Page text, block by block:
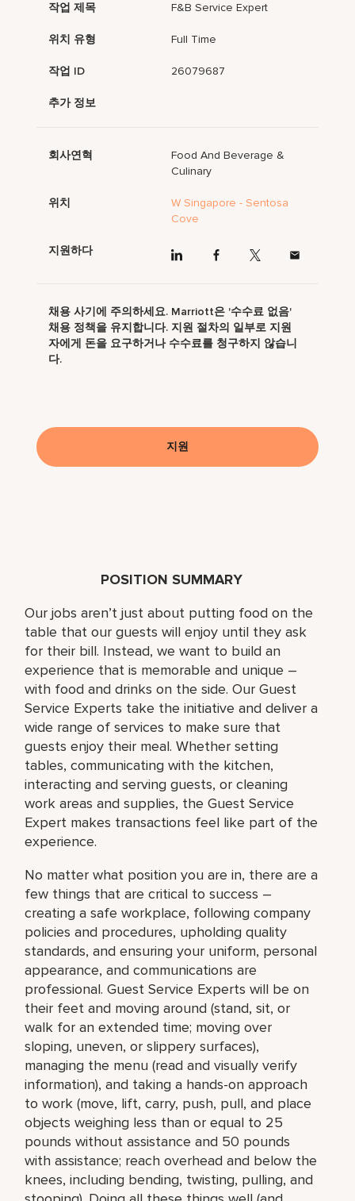
POSITION SUMMARY
Our jobs aren’t just about putting food on the
table that our guests will enjoy until they ask
for their bill. Instead, we want to build an
experience that is memorable and unique –
with food and drinks on the side. Our Guest
Service Experts take the initiative and deliver a
wide range of services to make sure that
guests enjoy their meal. Whether setting
tables, communicating with the kitchen,
interacting and serving guests, or cleaning
work areas and supplies, the Guest Service
Expert makes transactions feel like part of the
experience.
No matter what position you are in, there are a
few things that are critical to success –
creating a safe workplace, following company
policies and procedures, upholding quality
standards, and ensuring your uniform, personal
appearance, and communications are
professional. Guest Service Experts will be on
their feet and moving around (stand, sit, or
walk for an extended time; moving over
sloping, uneven, or slippery surfaces),
managing the menu (read and visually verify
information), and taking a hands-on approach
to work (move, lift, carry, push, pull, and place
objects weighing less than or equal to 25
pounds without assistance and 50 pounds
with assistance; reach overhead and below the
knees, including bending, twisting, pulling, and
작업 제목 F&B Service Expert
위치 유형 Full Time
작업 ID 26079687
추가 정보
회사연혁
Food And Beverage &
Culinary
위치
W Singapore - Sentosa
Cove
지원하다
채용 사기에 주의하세요. Marriott은 '수수료 없음'
채용 정책을 유지합니다. 지원 절차의 일부로 지원
자에게 돈을 요구하거나 수수료를 청구하지 않습니
다.
지원